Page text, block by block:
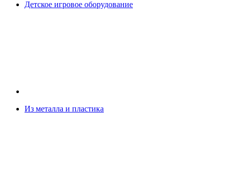
Детское игровое оборудование
Из металла и пластика